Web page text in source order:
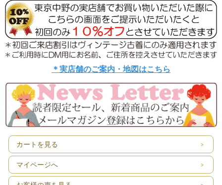
＊実店舗のご案内・地図はこちら
カートを見る
マイページへ